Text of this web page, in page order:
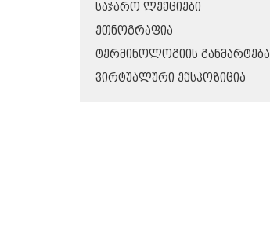
ᲡᲐᲯᲐᲠᲝ ᲚᲔᲥᲪᲘᲔᲑᲘ
ᲔᲗᲜᲝᲒᲠᲐᲤᲘᲐ
ᲢᲔᲠᲛᲘᲜᲝᲚᲝᲒᲘᲘᲡ ᲒᲐᲜᲛᲐᲠᲢᲔᲑᲐ
ᲕᲘᲠᲢᲣᲐᲚᲣᲠᲘ ᲔᲥᲡᲞᲝᲖᲘᲪᲘᲐ